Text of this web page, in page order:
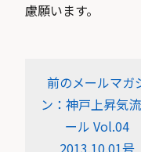
慮願います。
前のメールマガ
ン：神戸上昇気
ール Vol.04
2013.10.01号